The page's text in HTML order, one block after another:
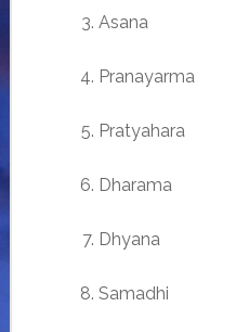
Asana
Pranayarma
Pratyahara
Dharama
Dhyana
Samadhi